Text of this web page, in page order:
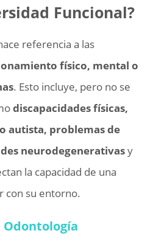
Funcional?
referencia a las
físico, mental o
. Esto incluye, pero no se
discapacidades físicas,
autista, problemas de
neurodegenerativasy
la capacidad de una
con su entorno.
Odontología